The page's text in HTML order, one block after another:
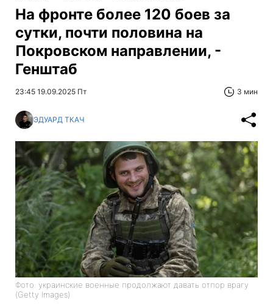
На фронте более 120 боев за
сутки, почти половина на
Покровском направлении, -
Генштаб
23:45 19.09.2025 Пт 3 мин
ЭДУАРД ТКАЧ
Фото: украинские военные продолжают давать отпор врагу
(Getty Images)